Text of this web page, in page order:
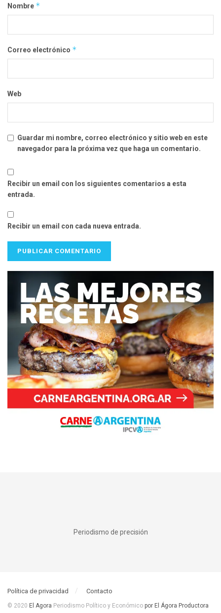
Nombre *
Correo electrónico *
Web
Guardar mi nombre, correo electrónico y sitio web en este
navegador para la próxima vez que haga un comentario.
Recibir un email con los siguientes comentarios a esta
entrada.
Recibir un email con cada nueva entrada.
Periodismo de precisión
Política de privacidad Contacto
© 2020 El Agora Periodismo Político y Económico por El Ágora Productora